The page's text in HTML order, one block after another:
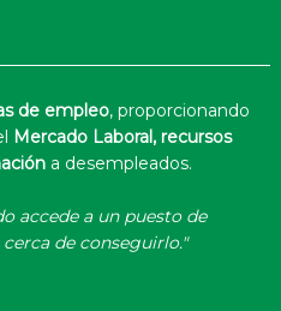
de empleo, proporcionando
Mercado Laboral, recursos
a desempleados.
accede a un puesto de
de conseguirlo."